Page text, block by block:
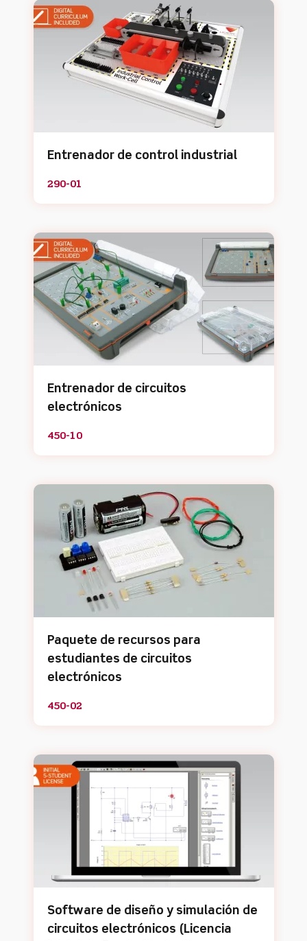
Entrenador de control industrial
290-01
Entrenador de circuitos
electrónicos
450-10
Paquete de recursos para
estudiantes de circuitos
electrónicos
450-02
Software de diseño y simulación de
circuitos electrónicos (Licencia